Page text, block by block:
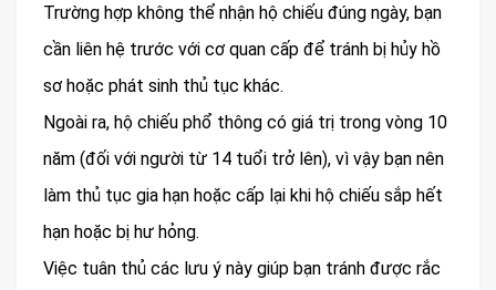
Trường hợp không thể nhận hộ chiếu đúng ngày, bạn
cần liên hệ trước với cơ quan cấp để tránh bị hủy hồ
sơ hoặc phát sinh thủ tục khác.
Ngoài ra, hộ chiếu phổ thông có giá trị trong vòng 10
năm (đối với người từ 14 tuổi trở lên), vì vậy bạn nên
làm thủ tục gia hạn hoặc cấp lại khi hộ chiếu sắp hết
hạn hoặc bị hư hỏng.
Việc tuân thủ các lưu ý này giúp bạn tránh được rắc